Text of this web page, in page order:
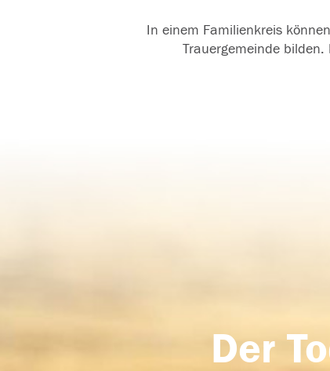
In einem Familienkreis
Trauergemeinde
Der